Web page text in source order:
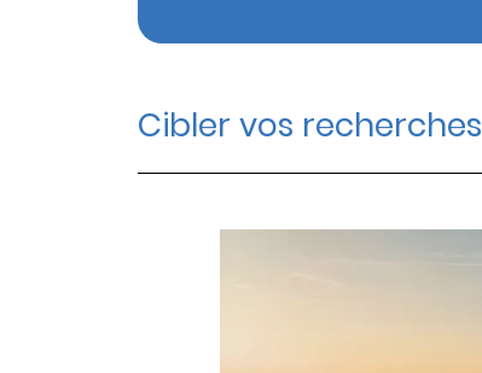
Cibler vos recherches